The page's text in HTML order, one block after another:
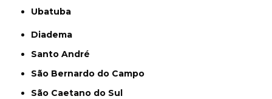
Ubatuba
Diadema
Santo André
São Bernardo do Campo
São Caetano do Sul